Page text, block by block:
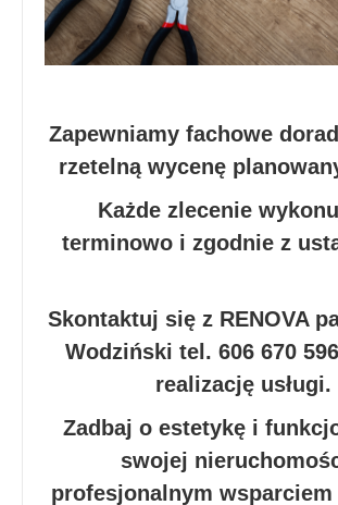
Zapewniamy fachowe
rzetelną wycenę
Każde zlecenie
terminowo i zgodnie z
Skontaktuj się z RENOVA
Wodziński tel. 606 670
realizację usługi.
Zadbaj o estetykę i
swojej
profesjonalnym wsparciem